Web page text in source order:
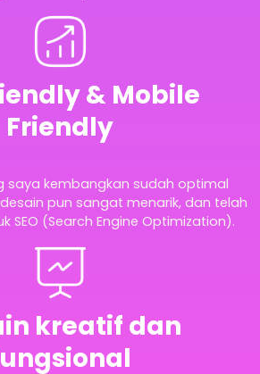
& Mobile
Friendly
saya kembangkan sudah optimal
pun sangat menarik, dan telah
SEO (Search Engine Optimization).
kreatif dan